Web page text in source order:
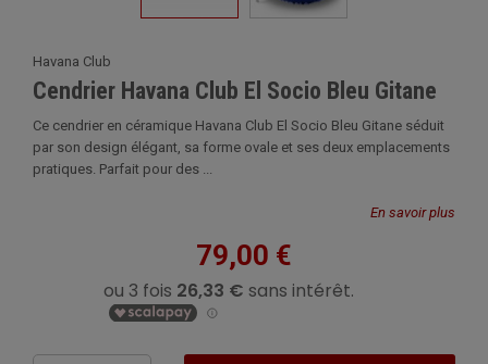
Havana Club
Cendrier Havana Club El Socio Bleu Gitane
Ce cendrier en céramique Havana Club El Socio Bleu Gitane séduit
par son design élégant, sa forme ovale et ses deux emplacements
pratiques. Parfait pour des ...
En savoir plus
79,00 €